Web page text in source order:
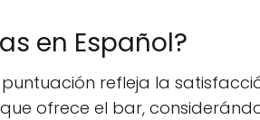
en Español?
refleja la
ofrece el bar,